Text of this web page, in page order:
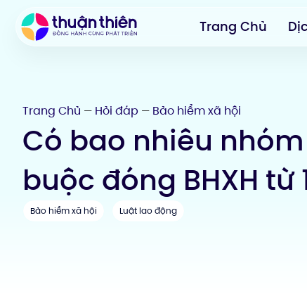
Trang Chủ
Trang Chủ — Hỏi đáp — Bảo hiểm xã hội
Có bao nhiêu
buộc đóng BHXH từ
Bảo hiểm xã hội Luật lao động